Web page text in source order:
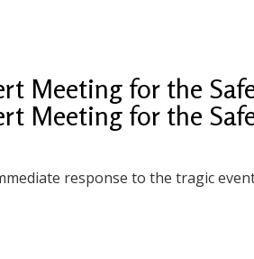
Meeting for the
Meeting for the
response to the tragic